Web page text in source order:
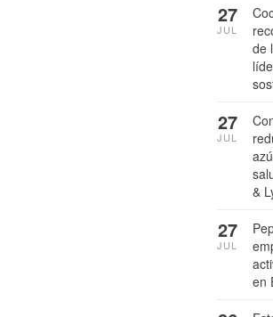
de
27
JUL
&
27
JUL
en
27
JUL